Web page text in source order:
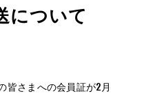
について
皆さまへの会員証が2月